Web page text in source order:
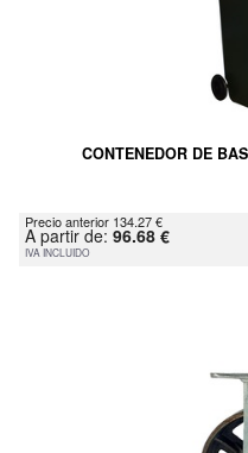
CONTENEDOR DE
Precio anterior 134.27 €
A partir de: 96.68 €
IVA INCLUIDO